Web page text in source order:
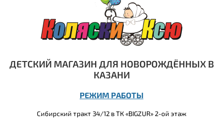
ДЕТСКИЙ МАГАЗИН ДЛЯ НОВОРОЖДЁННЫХ В
КАЗАНИ
РЕЖИМ РАБОТЫ
Сибирский тракт 34/12 в ТК «BIGZUR» 2-ой этаж